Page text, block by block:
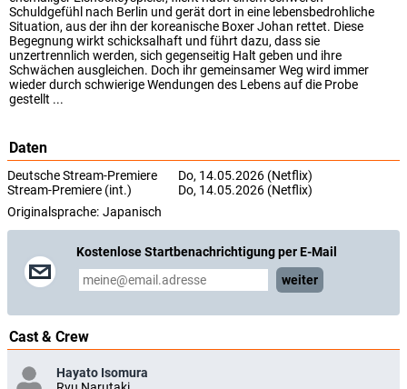
Schuldgefühl nach Berlin und gerät dort in eine lebensbedrohliche
Situation, aus der ihn der koreanische Boxer Johan rettet. Diese
Begegnung wirkt schicksalhaft und führt dazu, dass sie
unzertrennlich werden, sich gegenseitig Halt geben und ihre
Schwächen ausgleichen. Doch ihr gemeinsamer Weg wird immer
wieder durch schwierige Wendungen des Lebens auf die Probe
gestellt ...
Daten
Deutsche Stream-Premiere
Do, 14.05.2026 (Netflix)
Stream-Premiere (int.)
Do, 14.05.2026 (Netflix)
Originalsprache: Japanisch
Kostenlose Startbenachrichtigung per E-Mail
weiter
Cast & Crew
Hayato Isomura